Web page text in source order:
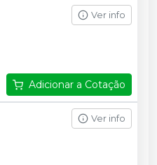
Ver info
Adicionar a Cotação
Ver info